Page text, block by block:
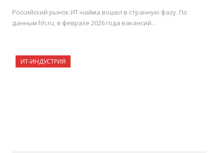
Российский рынок ИТ-найма вошел в странную фазу. По
данным hh.ru, в феврале 2026 года вакансий…
ИТ-ИНДУСТРИЯ